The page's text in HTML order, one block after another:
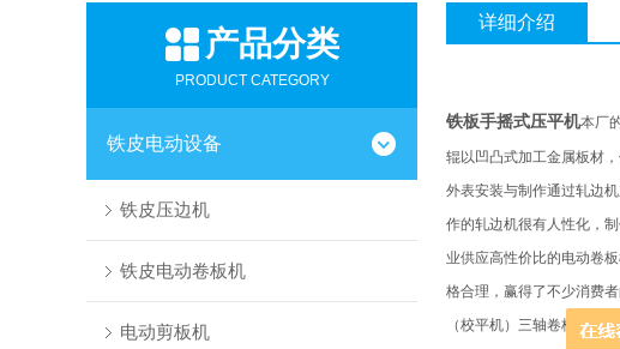
产品分类
PRODUCT CATEGORY
铁皮电动设备
铁皮压边机
铁皮电动卷板机
电动剪板机
详细介绍
铁板手摇式压平机本厂
辊以凹凸式加工金属板材
外表安装与制作通过轧边
作的轧边机很有人性化，
业供应高性价比的电动卷
格合理，赢得了不少消费
（校平机）三轴卷板机、